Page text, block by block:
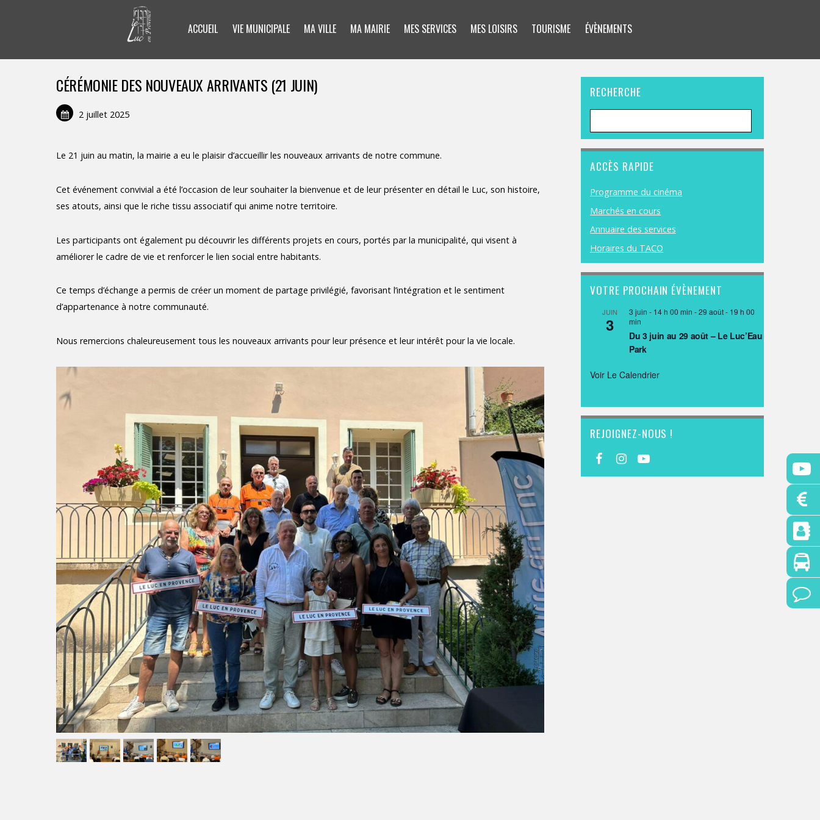
ACCUEIL VIE MUNICIPALE MA VILLE MA MAIRIE MES SERVICES MES LOISIRS TOURISME ÉVÈNEMENTS
CÉRÉMONIE DES NOUVEAUX ARRIVANTS (21 JUIN)
2 juillet 2025
Le 21 juin au matin, la mairie a eu le plaisir d’accueillir les nouveaux arrivants de notre commune.
Cet événement convivial a été l’occasion de leur souhaiter la bienvenue et de leur présenter en détail le Luc, son histoire,
ses atouts, ainsi que le riche tissu associatif qui anime notre territoire.
Les participants ont également pu découvrir les différents projets en cours, portés par la municipalité, qui visent à
améliorer le cadre de vie et renforcer le lien social entre habitants.
Ce temps d’échange a permis de créer un moment de partage privilégié, favorisant l’intégration et le sentiment
d’appartenance à notre communauté.
Nous remercions chaleureusement tous les nouveaux arrivants pour leur présence et leur intérêt pour la vie locale.
RECHERCHE
ACCÈS RAPIDE
Programme du cinéma
Marchés en cours
Annuaire des services
Horaires du TACO
VOTRE PROCHAIN ÉVÈNEMENT
JUIN
3
3 juin - 14 h 00 min -29 août - 19 h 00
min
Du 3 juin au 29 août – Le Luc’Eau
Park
Voir Le Calendrier
REJOIGNEZ-NOUS !